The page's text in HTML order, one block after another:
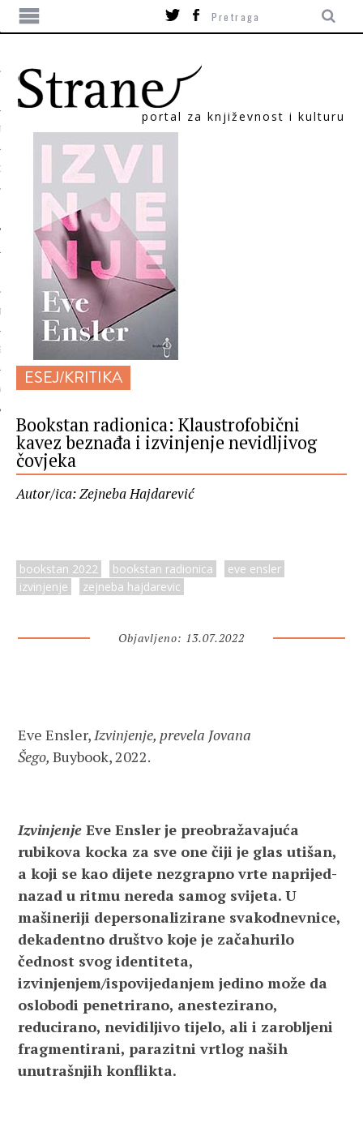
portal za književnost i kulturu
ESEJ/KRITIKA
Bookstan radionica: Klaustrofobični
kavez beznađa i izvinjenje nevidljivog
čovjeka
Autor/ica: Zejneba Hajdarević
bookstan 2022 bookstan radionica
eve ensler
izvinjenje
zejneba hajdarevic
Objavljeno: 13.07.2022
Eve Ensler,Izvinjenje, prevela Jovana
Šego,Buybook, 2022.
Izvinjenje Eve Ensler je preobražavajuća
rubikova kocka za sve one čiji je glas utišan,
a koji se kao dijete nezgrapno vrte naprijed-
nazad u ritmu nereda samog svijeta. U
mašineriji depersonalizirane svakodnevnice,
dekadentno društvo koje je začahurilo
čednost svog identiteta,
izvinjenjem/ispovijedanjem jedino može da
oslobodi penetrirano, anestezirano,
reducirano, nevidiljivo tijelo, ali i zarobljeni
fragmentirani, parazitni vrtlog naših
unutrašnjih konflikta.